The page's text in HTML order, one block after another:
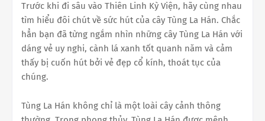
Trước khi đi sâu vào Thiên Linh Kỳ Viện, hãy cùng nhau
tìm hiểu đôi chút về sức hút của cây Tùng La Hán. Chắc
hẳn bạn đã từng ngắm nhìn những cây Tùng La Hán với
dáng vẻ uy nghi, cành lá xanh tốt quanh năm và cảm
thấy bị cuốn hút bởi vẻ đẹp cổ kính, thoát tục của
chúng.
Tùng La Hán không chỉ là một loài cây cảnh thông